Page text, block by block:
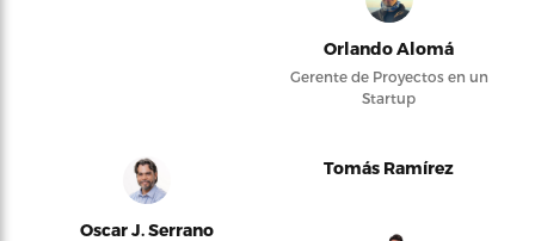
Orlando Alomá
Gerente de Proyectos en un
Startup
Oscar J. Serrano
Tomás Ramírez